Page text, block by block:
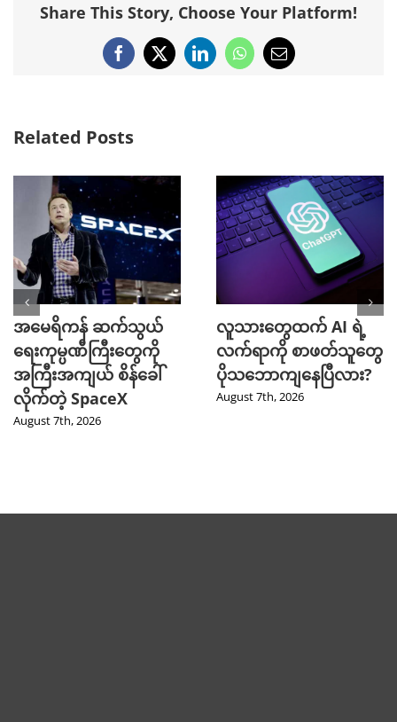
Share This Story, Choose Your Platform!
Facebook
X LinkedInWhatsApp
Email
Related Posts
အမေရိကန် ဆက်သွယ်
ရေးကုမ္ပဏီကြီးတွေကို
အကြီးအကျယ် စိန်ခေါ်
လိုက်တဲ့ SpaceX
August 7th, 2026
လူသားတွေထက် AI ရဲ့
လက်ရာကို စာဖတ်သူတွေ
ပိုသဘောကျနေပြီလား?
August 7th, 2026